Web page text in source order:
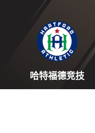
哈特福德竞技